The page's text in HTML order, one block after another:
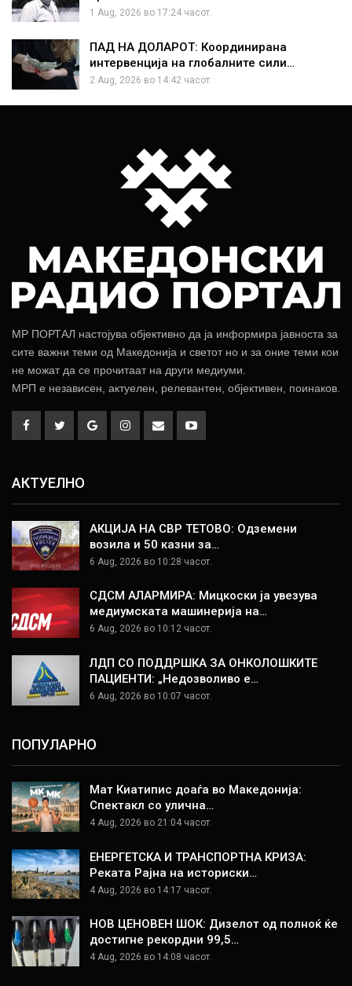
1 Aug, 2026 во 17:24 часот.
ПАД НА ДОЛАРОТ: Координирана
интервенција на глобалните сили…
2 Aug, 2026 во 14:42 часот.
МР ПОРТАЛ настојува објективно да ја информира јавноста за
сите важни теми од Македонија и светот но и за оние теми кои
не можат да се прочитаат на други медиуми.
МРП е независен, актуелен, релевантен, објективен, поинаков.
АКТУЕЛНО
АКЦИЈА НА СВР ТЕТОВО: Одземени
возила и 50 казни за…
6 Aug, 2026 во 10:28 часот.
СДСМ АЛАРМИРА: Мицкоски ја увезува
медиумската машинерија на…
6 Aug, 2026 во 10:12 часот.
ЛДП СО ПОДДРШКА ЗА ОНКОЛОШКИТЕ
ПАЦИЕНТИ: „Недозволиво е…
6 Aug, 2026 во 10:07 часот.
ПОПУЛАРНО
Мат Киатипис доаѓа во Македонија:
Спектакл со улична…
4 Aug, 2026 во 21:04 часот.
ЕНЕРГЕТСКА И ТРАНСПОРТНА КРИЗА:
Реката Рајна на историски…
4 Aug, 2026 во 14:17 часот.
НОВ ЦЕНОВЕН ШОК: Дизелот од полноќ ќе
достигне рекордни 99,5…
4 Aug, 2026 во 14:08 часот.